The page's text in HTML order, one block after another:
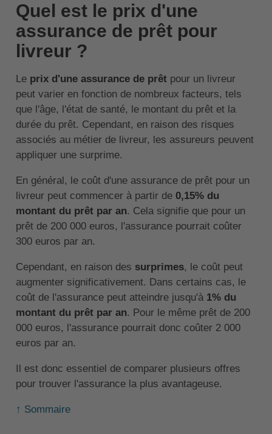
Quel est le prix d'une
assurance de prêt pour
livreur ?
Le prix d'une assurance de prêtpour un livreur
peut varier en fonction de nombreux facteurs, tels
que l'âge, l'état de santé, le montant du prêt et la
durée du prêt. Cependant, en raison des risques
associés au métier de livreur, les assureurs peuvent
appliquer une surprime.
En général, le coût d'une assurance de prêt pour un
livreur peut commencer à partir de 0,15% du
montant du prêt par an. Cela signifie que pour un
prêt de 200 000 euros, l'assurance pourrait coûter
300 euros par an.
Cependant, en raison des surprimes, le coût peut
augmenter significativement. Dans certains cas, le
coût de l'assurance peut atteindre jusqu'à 1% du
montant du prêt par an. Pour le même prêt de 200
000 euros, l'assurance pourrait donc coûter 2 000
euros par an.
Il est donc essentiel de comparer plusieurs offres
pour trouver l'assurance la plus avantageuse.
↑ Sommaire